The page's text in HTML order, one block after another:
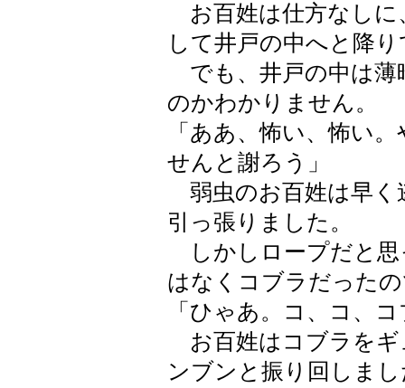
お百姓は仕方なしに
して井戸の中へと降
でも、井戸の中は薄
のかわかりません。
「ああ、怖い、怖い
せんと謝ろう」
弱虫のお百姓は早く
引っ張りました。
しかしロープだと思
はなくコブラだった
「ひゃあ。コ、コ、
お百姓はコブラをギ
ンブンと振り回しま